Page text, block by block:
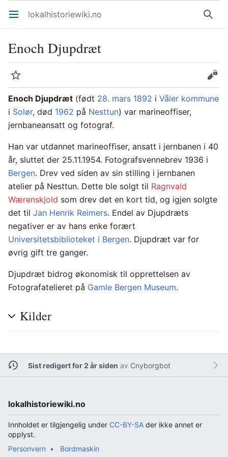
Åpne hovedmenyen lokalhistoriewiki.no Søk
Enoch Djupdræt
Overvåk
Rediger
Enoch Djupdræt (født 28. mars 1892 i Våler kommune
i Solør, død 1962 på Nesttun) var marineoffiser,
jernbaneansatt og fotograf.
Han var utdannet marineoffiser, ansatt i jernbanen i 40
år, sluttet der 25.11.1954. Fotografsvennebrev 1936 i
Bergen. Drev ved siden av sin stilling i jernbanen
atelier på Nesttun. Dette ble solgt til Ragnvald
Wærenskjold som drev det en kort tid, og igjen solgte
det til Jan Henrik Reimers. Endel av Djupdræts
negativer er av hans enke forært
Universitetsbiblioteket i Bergen. Djupdræt var for
øvrig gift tre ganger.
Djupdræt bidrog økonomisk til opprettelsen av
Fotografatelieret på Gamle Bergen Museum.
Kilder
Sist redigert for 2 år siden av Cnyborgbot
lokalhistoriewiki.no
Innholdet er tilgjengelig under CC-BY-SA der ikke annet er
opplyst.
Personvern
Bordmaskin